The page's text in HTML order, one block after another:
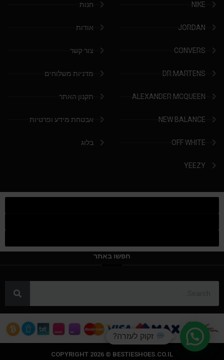
NIKE
JORDAN
CONVERS
DR.MARTENS
ALEXANDER MCQUEEN
NEW BALANCE
OFF WHITE
YEEZY
חנות
אודות
צור קשר
מדניות משלוחים
תקנון האתר
אבטחת מידע ופרטיות
בלוג
חפשו באתר
COPYRIGHT 2026 © BESTIESHOES.CO.IL
זקוק לעזרה?